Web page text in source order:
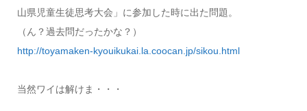
山県児童生徒思考大会」に参加した時に出た問題。
（ん？過去問だったかな？）
http://toyamaken-kyouikukai.la.coocan.jp/sikou.html
当然ワイは解けま・・・